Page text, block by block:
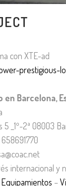
con XTE-ad
prestigious-
Barcelona,
5 _1º-2ª 08003
internacional
Equipamientos –